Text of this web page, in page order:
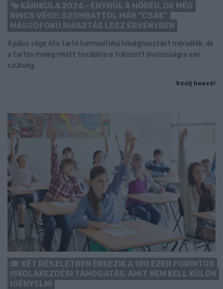
KÁNIKULA 2026 - ENYHÜL A HŐSÉG, DE MÉG
NINCS VÉGE: SZOMBATTÓL MÁR “CSAK”
MÁSODFOKÚ RIASZTÁS LESZ ÉRVÉNYBEN
A július vége óta tartó harmadfokú hőségriasztást mérséklik, de
a tartós meleg miatt továbbra is fokozott óvatosságra van
szükség.
Szólj hozzá!
KÉT RÉSZLETBEN ÉRKEZIK A 100 EZER FORINTOS
ISKOLAKEZDÉSI TÁMOGATÁS, AMIT NEM KELL KÜLÖN
IGÉNYELNI